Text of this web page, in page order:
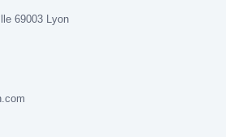
69003 Lyon